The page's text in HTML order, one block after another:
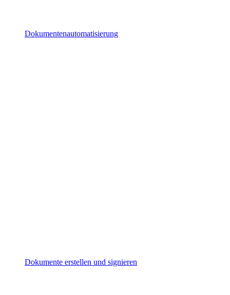
Dokumentenautomatisierung
Dokumente erstellen und signieren